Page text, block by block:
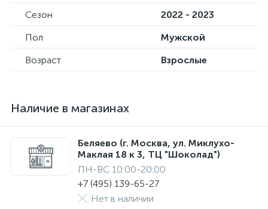
Сезон
2022 - 2023
Пол
Мужской
Возраст
Взрослые
Наличие в магазинах
Беляево (г. Москва, ул. Миклухо-
Маклая 18 к 3, ТЦ "Шоколад")
ПН-ВС 10:00-20:00
+7 (495) 139-65-27
Нет в наличии